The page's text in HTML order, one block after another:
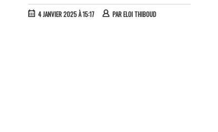
4 JANVIER 2025 À 15:17 PARELOI THIBOUD